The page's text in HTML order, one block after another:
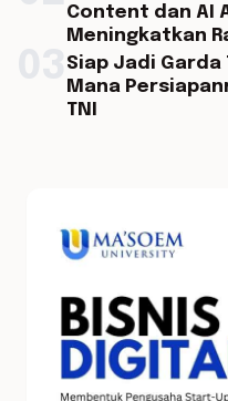
Content dan AI
Meningkatkan
Siap Jadi Garda
Mana
TNI